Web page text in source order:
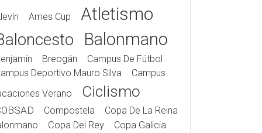
Ames Cup Atletismo
Balonmano
Breogán
Campus De Fútbol
Deportivo Mauro Silva
Campus
Verano
Ciclismo
Compostela
Copa De La Reina
Copa Del Rey
Copa Galicia